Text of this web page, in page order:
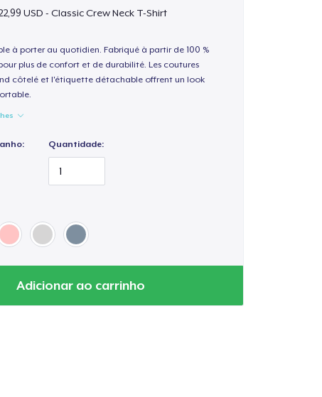
USD - Classic Crew Neck T-Shirt
à porter au quotidien. Fabriqué à partir de 100 %
plus de confort et de durabilité. Les coutures
côtelé et l'étiquette détachable offrent un look
Quantidade:
Adicionar ao carrinho